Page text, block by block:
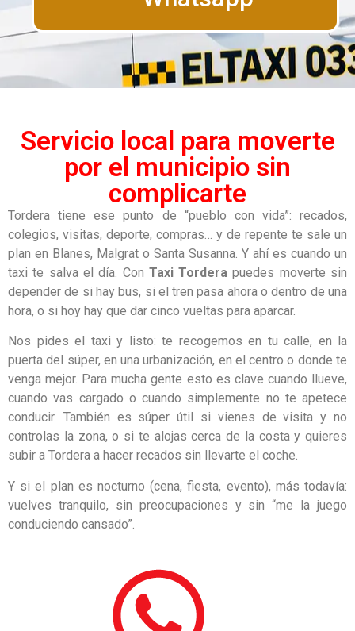
Servicio local para moverte
por el municipio sin
complicarte
Tordera tiene ese punto de “pueblo con vida”: recados,
colegios, visitas, deporte, compras… y de repente te sale un
plan en Blanes, Malgrat o Santa Susanna. Y ahí es cuando un
taxi te salva el día. Con Taxi Tordera puedes moverte sin
depender de si hay bus, si el tren pasa ahora o dentro de una
hora, o si hoy hay que dar cinco vueltas para aparcar.
Nos pides el taxi y listo: te recogemos en tu calle, en la
puerta del súper, en una urbanización, en el centro o donde te
venga mejor. Para mucha gente esto es clave cuando llueve,
cuando vas cargado o cuando simplemente no te apetece
conducir. También es súper útil si vienes de visita y no
controlas la zona, o si te alojas cerca de la costa y quieres
subir a Tordera a hacer recados sin llevarte el coche.
Y si el plan es nocturno (cena, fiesta, evento), más todavía:
vuelves tranquilo, sin preocupaciones y sin “me la juego
conduciendo cansado”.